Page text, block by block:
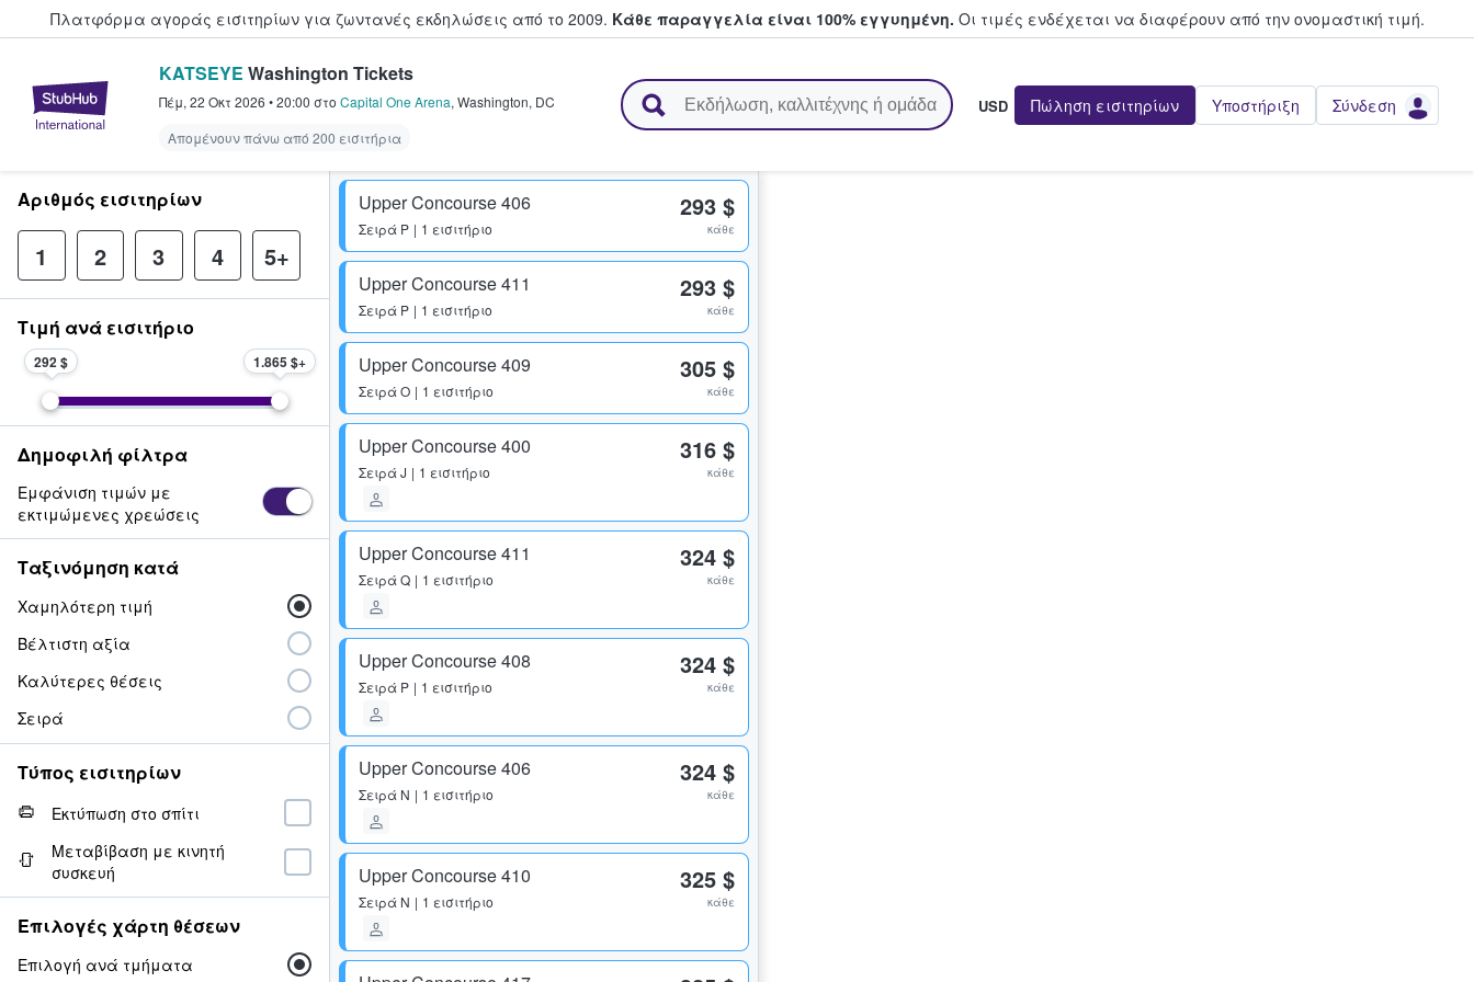
Πλατφόρμα αγοράς εισιτηρίων για ζωντανές εκδηλώσεις από το 2009. Κάθε παραγγελία είναι 100% εγγυημένη. Οι τιμές ενδέχεται να διαφέρουν από την oνομαστική τιμή.
StubHub - Όπου οι φαν αγοράζουν και πουλούν εισιτήρια
KATSEYE Washington Tickets
Πέμ, 22 Οκτ 2026 •20:00 στο Capital One Arena, Washington, DC
Απομένουν πάνω από 200 εισιτήρια
USD Πώληση εισιτηρίων Υποστήριξη Σύνδεση
Upper Concourse 406
Σειρά P 1 εισιτήριο
293 $
κάθε
Upper Concourse 411
Σειρά P 1 εισιτήριο
293 $
κάθε
Upper Concourse 409
ΣειράO 1 εισιτήριο
305 $
κάθε
Upper Concourse 400
ΣειράJ 1 εισιτήριο
316 $
κάθε
Upper Concourse 411
ΣειράQ 1 εισιτήριο
324 $
κάθε
Upper Concourse 408
Σειρά P 1 εισιτήριο
324 $
κάθε
Upper Concourse 406
Σειρά N 1 εισιτήριο
324 $
κάθε
Upper Concourse 410
Σειρά N 1 εισιτήριο
325 $
κάθε
Αριθμός εισιτηρίων
1 2 3 4 5+
Τιμή ανά εισιτήριο
292 $ 1.865 $
Δημοφιλή φίλτρα
Εμφάνιση τιμών με
εκτιμώμενες χρεώσεις
Ταξινόμηση κατά
Χαμηλότερη τιμή
Βέλτιστη αξία
Καλύτερες θέσεις
Σειρά
Τύπος εισιτηρίων
Εκτύπωση στο σπίτι
Μεταβίβαση με κινητή
συσκευή
Επιλογές χάρτη θέσεων
Επιλογή ανά τμήματα